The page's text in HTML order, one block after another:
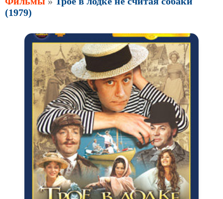
(1979)